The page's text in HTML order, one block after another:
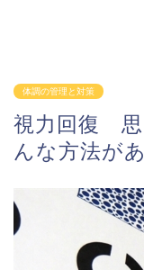
体調の管理と対策
視力回復 思
んな方法が